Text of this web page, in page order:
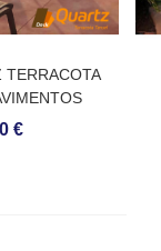
TERRACOTA
QUARTZO
€